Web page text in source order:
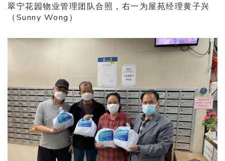
翠宁花园物业管理团队合照，右一为屋苑经理黄子兴
（Sunny Wong）